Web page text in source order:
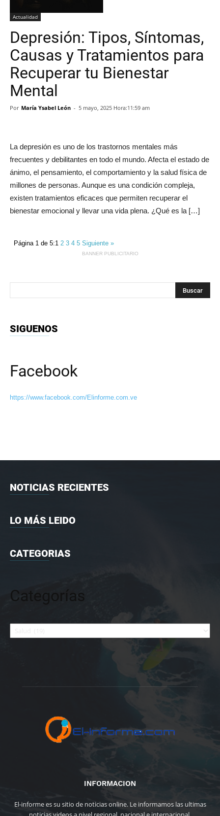
Actualidad
Depresión: Tipos, Síntomas,
Causas y Tratamientos para
Recuperar tu Bienestar
Mental
Por María Ysabel León - 5 mayo, 2025 Hora:11:59 am
La depresión es uno de los trastornos mentales más
frecuentes y debilitantes en todo el mundo. Afecta el estado de
ánimo, el pensamiento, el comportamiento y la salud física de
millones de personas. Aunque es una condición compleja,
existen tratamientos eficaces que permiten recuperar el
bienestar emocional y llevar una vida plena. ¿Qué es la […]
Página 1 de 5:1 2345Siguiente »
BANNER PUBLICITARIO
SIGUENOS
Facebook
https://www.facebook.com/Elinforme.com.ve
NOTICIAS RECIENTES
LO MÁS LEIDO
CATEGORIAS
Categorías
Categorías
INFORMACION
El-informe es su sitio de noticias online. Le informamos las ultimas